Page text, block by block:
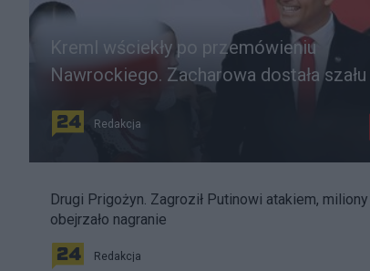
Kreml wściekły po przemówieniu
Nawrockiego. Zacharowa dostała szału
Redakcja
Drugi Prigożyn. Zagroził Putinowi atakiem, miliony
obejrzało nagranie
Redakcja